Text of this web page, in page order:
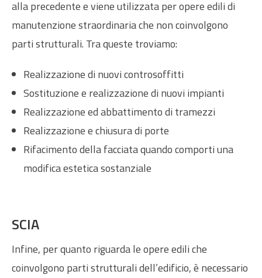
alla precedente e viene utilizzata per opere edili di
manutenzione straordinaria che non coinvolgono
parti strutturali. Tra queste troviamo:
Realizzazione di nuovi controsoffitti
Sostituzione e realizzazione di nuovi impianti
Realizzazione ed abbattimento di tramezzi
Realizzazione e chiusura di porte
Rifacimento della facciata quando comporti una
modifica estetica sostanziale
SCIA
Infine, per quanto riguarda le opere edili che
coinvolgono parti strutturali dell’edificio, è necessario